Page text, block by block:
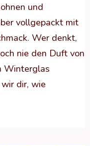
und
vollgepackt mit
Wer denkt,
nie den Duft von
Winterglas
dir, wie